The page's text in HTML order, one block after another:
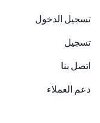
تسجيل الدخول
تسجيل
اتصل بنا
دعم العملاء